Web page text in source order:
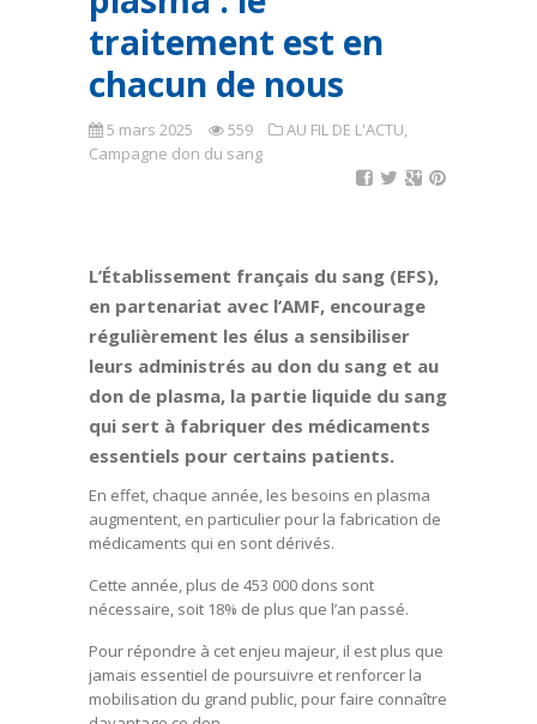
traitement est en
chacun de nous
5 mars 2025 559 AU FIL DE L'ACTU,
Campagne don du sang
L’Établissement français du sang (EFS),
en partenariat avec l’AMF, encourage
régulièrement les élus a sensibiliser
leurs administrés au don du sang et au
don de plasma, la partie liquide du sang
qui sert à fabriquer des médicaments
essentiels pour certains patients.
En effet, chaque année, les besoins en plasma
augmentent, en particulier pour la fabrication de
médicaments qui en sont dérivés.
Cette année, plus de 453 000 dons sont
nécessaire, soit 18% de plus que l’an passé.
Pour répondre à cet enjeu majeur, il est plus que
jamais essentiel de poursuivre et renforcer la
mobilisation du grand public, pour faire connaître